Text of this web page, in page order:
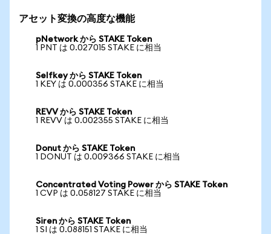
アセット変換の高度な機能
pNetwork から STAKE Token
1 PNT は 0.027015 STAKE に相当
Selfkey から STAKE Token
1 KEY は 0.000356 STAKE に相当
REVV から STAKE Token
1 REVV は 0.002355 STAKE に相当
Donut から STAKE Token
1 DONUT は 0.009366 STAKE に相当
Concentrated Voting Power から STAKE Token
1 CVP は 0.058127 STAKE に相当
Siren から STAKE Token
1 SI は 0.088151 STAKE に相当